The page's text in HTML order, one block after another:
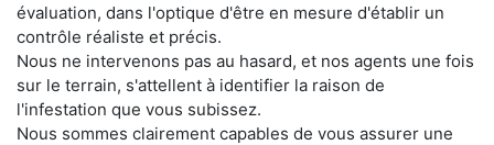
évaluation, dans l'optique d'être en mesure d'établir un
contrôle réaliste et précis.
Nous ne intervenons pas au hasard, et nos agents une fois
sur le terrain, s'attellent à identifier la raison de
l'infestation que vous subissez.
Nous sommes clairement capables de vous assurer une